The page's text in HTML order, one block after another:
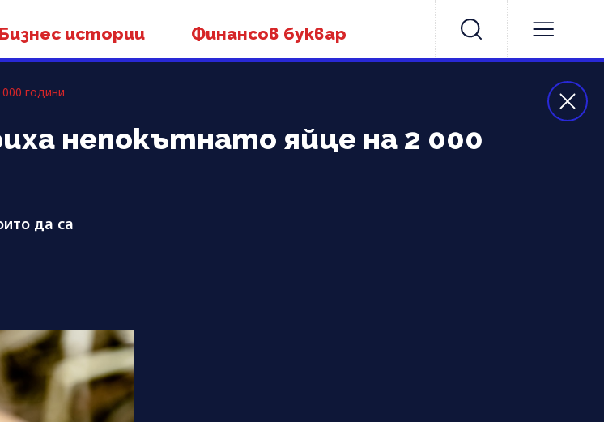
Бизнес истории Финансов буквар
години
непокътнато яйце на 2 000
да са